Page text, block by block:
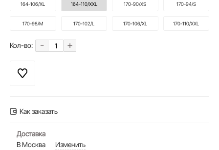
164-106/XL 164-110/XXL 170-90/XS 170-94/S
170-98/M 170-102/L 170-106/XL 170-110/XXL
Кол-во: - +
Как заказать
Доставка
В Москва
Изменить